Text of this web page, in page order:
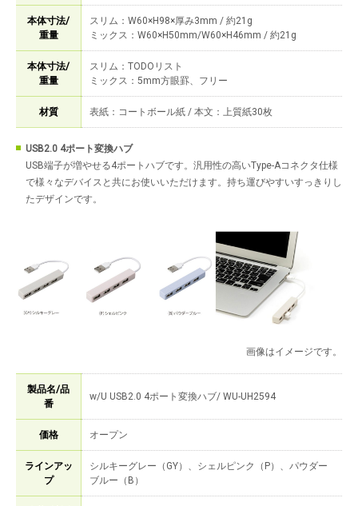
本体寸法/
重量
スリム：W60×H98×厚み3mm / 約21g
ミックス：W60×H50mm/W60×H46mm / 約21g
本体寸法/
重量
スリム：TODOリスト
ミックス：5mm方眼罫、フリー
材質 表紙：コートボール紙 / 本文：上質紙30枚
USB2.0 4ポート変換ハブ
USB端子が増やせる4ポートハブです。汎用性の高いType-Aコネクタ仕様
で様々なデバイスと共にお使いいただけます。持ち運びやすいすっきりし
たデザインです。
画像はイメージです。
製品名/品
番
w/U USB2.0 4ポート変換ハブ/ WU-UH2594
価格 オープン
ラインアッ
プ
シルキーグレー（GY）、シェルピンク（P）、パウダー
ブルー（B）